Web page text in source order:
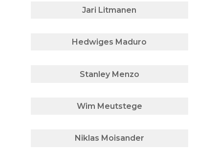
Jari Litmanen
Hedwiges Maduro
Stanley Menzo
Wim Meutstege
Niklas Moisander